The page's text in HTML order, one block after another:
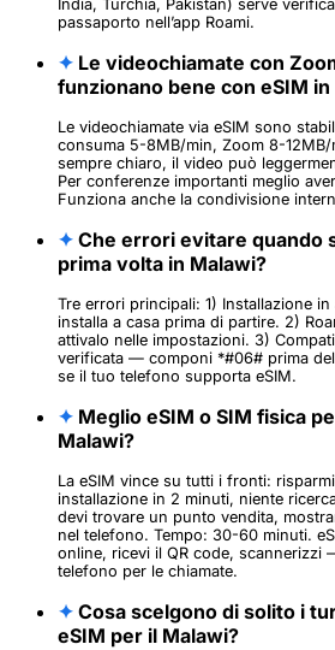
India, Turchia, Pakistan) serve
passaporto nell’app Roami.
✦ Le videochiamate con
funzionano bene con eSIM in
Le videochiamate via eSIM sono
consuma 5-8MB/min, Zoom 8-12MB/
sempre chiaro, il video può
Per conferenze importanti meglio
Funziona anche la condivisione
✦ Che errori evitare quando
prima volta in Malawi?
Tre errori principali: 1) Installazione
installa a casa prima di partire. 2)
attivalo nelle impostazioni. 3)
verificata — componi *#06# prima
se il tuo telefono supporta eSIM.
✦ Meglio eSIM o SIM fisica
Malawi?
La eSIM vince su tutti i fronti:
installazione in 2 minuti, niente
devi trovare un punto vendita,
nel telefono. Tempo: 30-60 minuti.
online, ricevi il QR code, scannerizzi
telefono per le chiamate.
✦ Cosa scelgono di solito i
eSIM per il Malawi?